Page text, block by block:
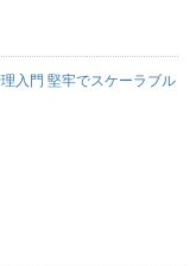
入門 堅牢でスケーラブル